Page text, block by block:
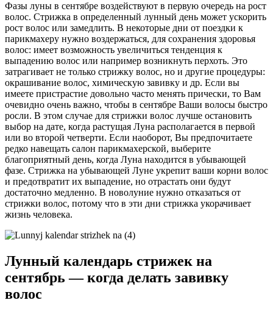
Фазы луны в сентябре воздействуют в первую очередь на рост
волос. Стрижка в определенный лунный день может ускорить
рост волос или замедлить. В некоторые дни от поездки к
парикмахеру нужно воздержаться, для сохранения здоровья
волос: имеет возможность увеличиться тенденция к
выпадению волос или например возникнуть перхоть. Это
затрагивает не только стрижку волос, но и другие процедуры:
окрашивание волос, химическую завивку и др. Если вы
имеете пристрастие довольно часто менять прически, то Вам
очевидно очень важно, чтобы в сентябре Ваши волосы быстро
росли. В этом случае для стрижки волос лучше остановить
выбор на дате, когда растущая Луна располагается в первой
или во второй четверти. Если наоборот, Вы предпочитаете
редко навещать салон парикмахерской, выберите
благоприятный день, когда Луна находится в убывающей
фазе. Стрижка на убывающей Луне укрепит ваши корни волос
и предотвратит их выпадение, но отрастать они будут
достаточно медленно. В новолуние нужно отказаться от
стрижки волос, потому что в эти дни стрижка укорачивает
жизнь человека.
Лунный календарь стрижек на
сентябрь — когда делать завивку
волос